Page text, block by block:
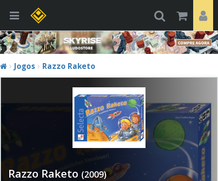
Jogos Razzo Raketo
Razzo Raketo (2009)